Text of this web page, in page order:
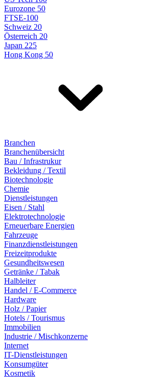
Eurozone 50
FTSE-100
Schweiz 20
Österreich 20
Japan 225
Hong Kong 50
Branchen
Branchenübersicht
Bau / Infrastrukur
Bekleidung / Textil
Biotechnologie
Chemie
Dienstleistungen
Eisen / Stahl
Elektrotechnologie
Erneuerbare Energien
Fahrzeuge
Finanzdienstleistungen
Freizeitprodukte
Gesundheitswesen
Getränke / Tabak
Halbleiter
Handel / E-Commerce
Hardware
Holz / Papier
Hotels / Tourismus
Immobilien
Industrie / Mischkonzerne
Internet
IT-Dienstleistungen
Konsumgüter
Kosmetik